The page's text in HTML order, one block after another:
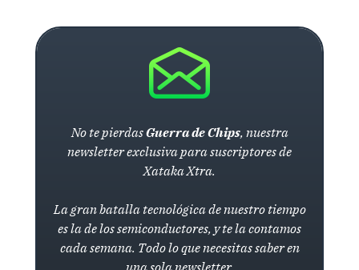
No te pierdasGuerra de Chips, nuestra
newsletter exclusiva para suscriptores de
Xataka Xtra.
La gran batalla tecnológica de nuestro tiempo
es la de los semiconductores, y te la contamos
cada semana. Todo lo que necesitas saber en